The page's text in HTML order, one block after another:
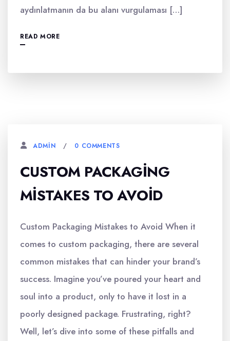
aydınlatmanın da bu alanı vurgulaması […]
READ MORE
ADMIN 0 COMMENTS
CUSTOM PACKAGING
MISTAKES TO AVOID
Custom Packaging Mistakes to Avoid When it
comes to custom packaging, there are several
common mistakes that can hinder your brand’s
success. Imagine you’ve poured your heart and
soul into a product, only to have it lost in a
poorly designed package. Frustrating, right?
Well, let’s dive into some of these pitfalls and